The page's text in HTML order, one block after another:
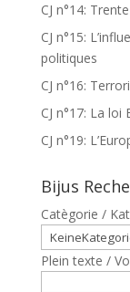
CJ n°14:
CJ n°15:
politiques
CJ n°16:
CJ n°17: La
CJ n°19:
Bijus
Catègorie /
Plein texte /